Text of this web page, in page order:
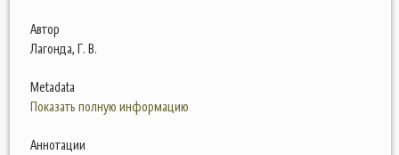
Автор
Лагонда, Г. В.
Metadata
Показать полную информацию
Аннотации